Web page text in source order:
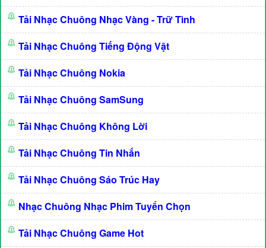
Tải Nhạc Chuông Nhạc Vàng - Trữ Tình
Tải Nhạc Chuông Tiếng Động Vật
Tải Nhạc Chuông Nokia
Tải Nhạc Chuông SamSung
Tải Nhạc Chuông Không Lời
Tải Nhạc Chuông Tin Nhắn
Tải Nhạc Chuông Sáo Trúc Hay
Nhạc Chuông Nhạc Phim Tuyển Chọn
Tải Nhạc Chuông Game Hot